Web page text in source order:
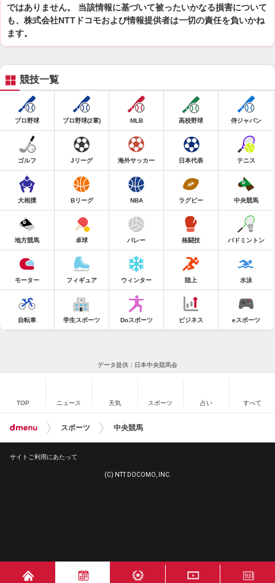
ではありません。 当該情報に基づいて被ったいかなる損害について
も、株式会社NTTドコモおよび情報提供者は一切の責任を負いかね
ます。
競技一覧
プロ野球 プロ野球(2軍) MLB 高校野球 侍ジャパン
ゴルフ Jリーグ 海外サッカー 日本代表 テニス
大相撲 Bリーグ NBA ラグビー 中央競馬
地方競馬 卓球 バレー 格闘技 バドミントン
モーター フィギュア ウィンター 陸上 水泳
自転車 学生スポーツ Doスポーツ ビジネス eスポーツ
データ提供：日本中央競馬会
TOP ニュース 天気 スポーツ 占い すべて
スポーツ 中央競馬
サイトご利用にあたって
(C) NTT DOCOMO, INC.